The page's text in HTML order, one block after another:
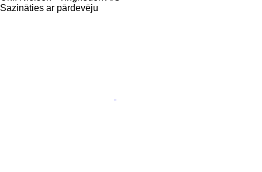
Sazināties ar pārdevēju